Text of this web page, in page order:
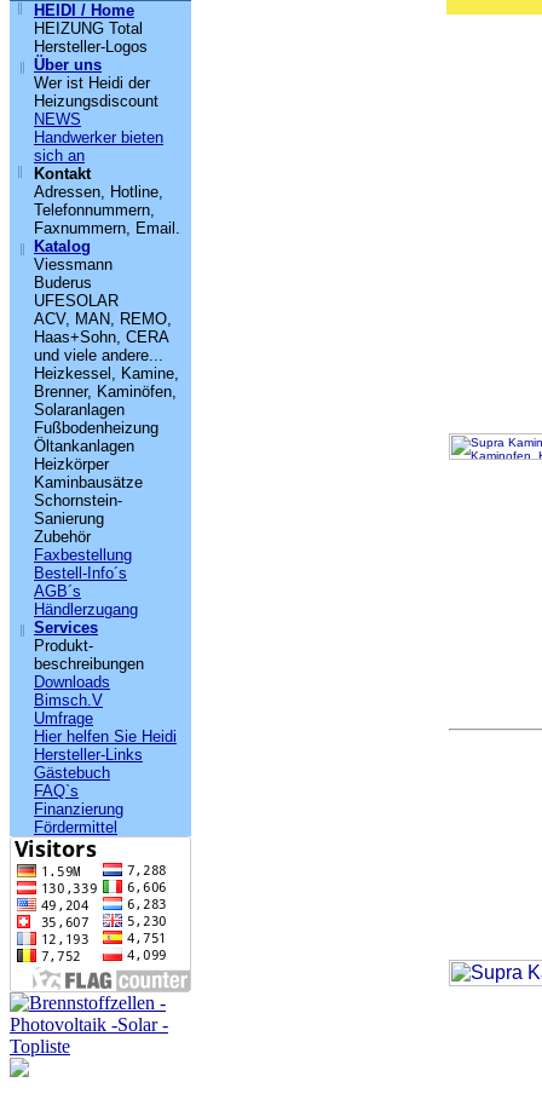
HEIDI / Home
HEIZUNG Total
Hersteller-Logos
Über uns
Wer ist Heidi der
Heizungsdiscount
NEWS
Handwerker bieten
sich an
Kontakt
Adressen, Hotline,
Telefonnummern,
Faxnummern, Email.
Katalog
Viessmann
Buderus
UFESOLAR
ACV, MAN, REMO,
Haas+Sohn, CERA
und viele andere...
Heizkessel, Kamine,
Brenner, Kaminöfen,
Solaranlagen
Fußbodenheizung
Öltankanlagen
Heizkörper
Kaminbausätze
Schornstein-
Sanierung
Zubehör
Faxbestellung
Bestell-Info´s
AGB´s
Händlerzugang
Services
Produkt-
beschreibungen
Downloads
Bimsch.V
Umfrage
Hier helfen Sie Heidi
Hersteller-Links
Gästebuch
FAQ`s
Finanzierung
Fördermittel